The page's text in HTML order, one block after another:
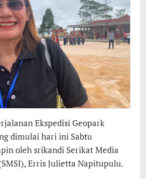
Ekspedisi Geopark
dimulai hari ini Sabtu
oleh srikandi Serikat Media
Erris Julietta Napitupulu.